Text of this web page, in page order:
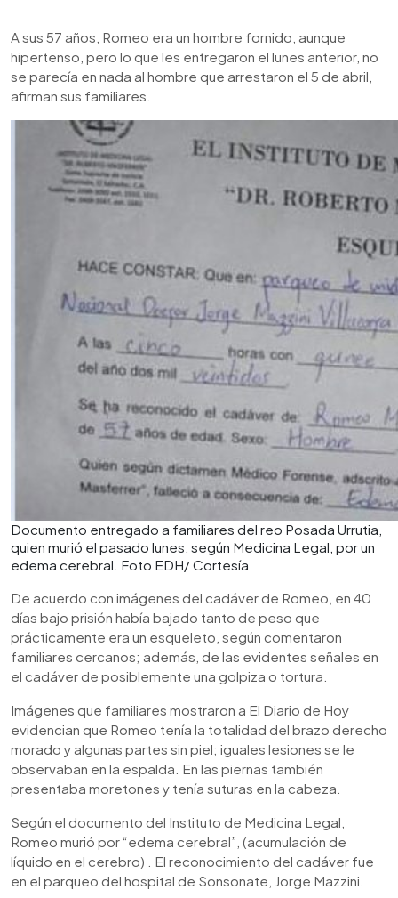
A sus 57 años, Romeo era un hombre fornido, aunque
hipertenso, pero lo que les entregaron el lunes anterior, no
se parecía en nada al hombre que arrestaron el 5 de abril,
afirman sus familiares.
Documento entregado a familiares del reo Posada Urrutia,
quien murió el pasado lunes, según Medicina Legal, por un
edema cerebral. Foto EDH/ Cortesía
De acuerdo con imágenes del cadáver de Romeo, en 40
días bajo prisión había bajado tanto de peso que
prácticamente era un esqueleto, según comentaron
familiares cercanos; además, de las evidentes señales en
el cadáver de posiblemente una golpiza o tortura.
Imágenes que familiares mostraron a El Diario de Hoy
evidencian que Romeo tenía la totalidad del brazo derecho
morado y algunas partes sin piel; iguales lesiones se le
observaban en la espalda. En las piernas también
presentaba moretones y tenía suturas en la cabeza.
Según el documento del Instituto de Medicina Legal,
Romeo murió por “edema cerebral”, (acumulación de
líquido en el cerebro) . El reconocimiento del cadáver fue
en el parqueo del hospital de Sonsonate, Jorge Mazzini.